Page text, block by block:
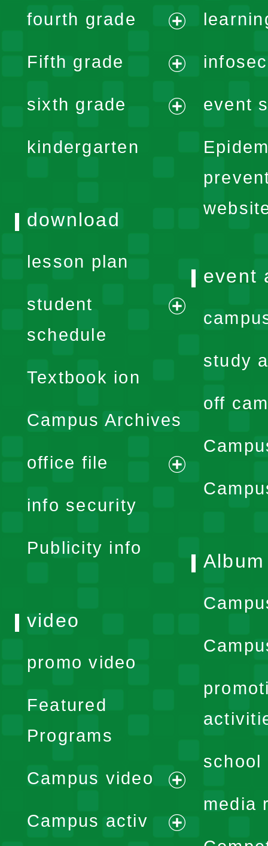
menu
fourth grade
menu
Fifth grade
menu
sixth grade
kindergarten
event
download
lesson plan
student
schedule
expand
menu
Textbook ion
Campus Archives
office file
expand
info security
Publicity info
event
study
off
Album
school
media
video
promo video
Featured
Programs
Campus video
expand
menu
Campus activ